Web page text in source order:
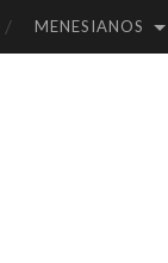
MENESIANOS